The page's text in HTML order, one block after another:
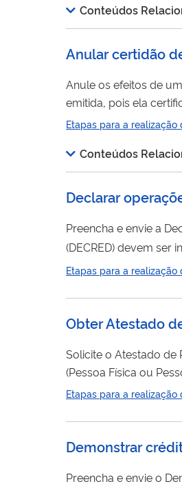
Conteúdos
Anular certidão
Anule os efeitos de
emitida, pois ela
efeitos, se as informações nela contidas
informações
Etapas para a realização
Conteúdos
Declarar
Preencha e envie a
(DECRED) devem
montantes globais mensalmente movimentados. Prazo de entrega A
(vinte e três horas,
Etapas para a realização
Obter Atestado
Solicite o Atestado de
(Pessoa Física ou
formulário, depois de
serviços no exterior.
Etapas para a realização
Demonstrar
Preencha e envie o